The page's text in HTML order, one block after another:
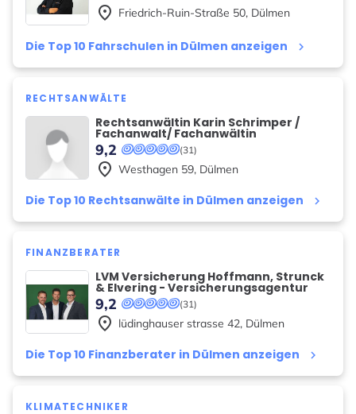
Die Top 10 Fahrschulen in Dülmen anzeigen keyboard_arrow_right
place Friedrich-Ruin-Straße 50, Dülmen
RECHTSANWÄLTE
Rechtsanwältin Karin Schrimper /
Fachanwalt/ Fachanwältin
(31)
9,2
Die Top 10 Rechtsanwälte in Dülmen anzeigen keyboard_arrow_right
place Westhagen 59, Dülmen
FINANZBERATER
LVM Versicherung Hoffmann, Strunck
& Elvering - Versicherungsagentur
(31)
9,2
Die Top 10 Finanzberater in Dülmen anzeigen keyboard_arrow_right
place lüdinghauser strasse 42, Dülmen
KLIMATECHNIKER